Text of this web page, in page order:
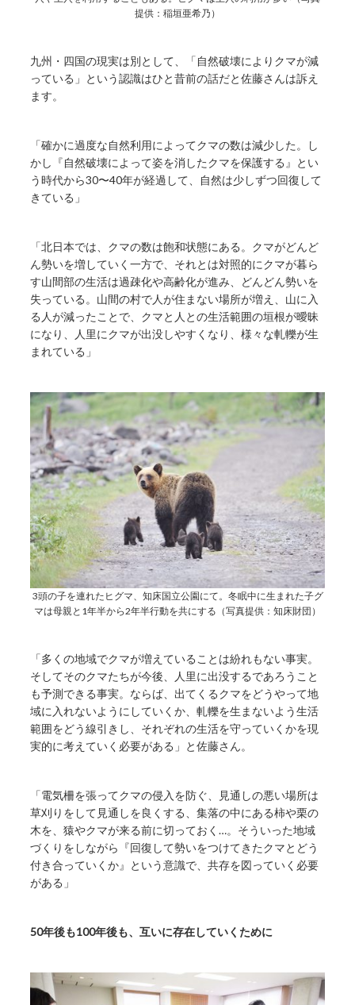
提供：稲垣亜希乃）
九州・四国の現実は別として、「自然破壊によりクマが減
っている」という認識はひと昔前の話だと佐藤さんは訴え
ます。
「確かに過度な自然利用によってクマの数は減少した。し
かし『自然破壊によって姿を消したクマを保護する』とい
う時代から30〜40年が経過して、自然は少しずつ回復して
きている」
「北日本では、クマの数は飽和状態にある。クマがどんど
ん勢いを増していく一方で、それとは対照的にクマが暮ら
す山間部の生活は過疎化や高齢化が進み、どんどん勢いを
失っている。山間の村で人が住まない場所が増え、山に入
る人が減ったことで、クマと人との生活範囲の垣根が曖昧
になり、人里にクマが出没しやすくなり、様々な軋轢が生
まれている」
3頭の子を連れたヒグマ、知床国立公園にて。冬眠中に生まれた子グ
マは母親と1年半から2年半行動を共にする（写真提供：知床財団）
「多くの地域でクマが増えていることは紛れもない事実。
そしてそのクマたちが今後、人里に出没するであろうこと
も予測できる事実。ならば、出てくるクマをどうやって地
域に入れないようにしていくか、軋轢を生まないよう生活
範囲をどう線引きし、それぞれの生活を守っていくかを現
実的に考えていく必要がある」と佐藤さん。
「電気柵を張ってクマの侵入を防ぐ、見通しの悪い場所は
草刈りをして見通しを良くする、集落の中にある柿や栗の
木を、猿やクマが来る前に切っておく…。そういった地域
づくりをしながら『回復して勢いをつけてきたクマとどう
付き合っていくか』という意識で、共存を図っていく必要
がある」
50年後も100年後も、互いに存在していくために